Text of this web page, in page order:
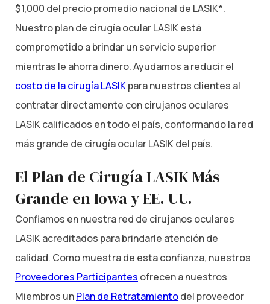
$1,000 del precio promedio nacional de LASIK*.
Nuestro plan de cirugía ocular LASIK está
comprometido a brindar un servicio superior
mientras le ahorra dinero. Ayudamos a reducir el
costo de la cirugía LASIKpara nuestros clientes al
contratar directamente con cirujanos oculares
LASIK calificados en todo el país, conformando la red
más grande de cirugía ocular LASIK del país.
El Plan de Cirugía LASIK Más
Grande en Iowa y EE. UU.
Confiamos en nuestra red de cirujanos oculares
LASIK acreditados para brindarle atención de
calidad. Como muestra de esta confianza, nuestros
Proveedores Participantes ofrecen a nuestros
Miembros unPlan de Retratamientodel proveedor